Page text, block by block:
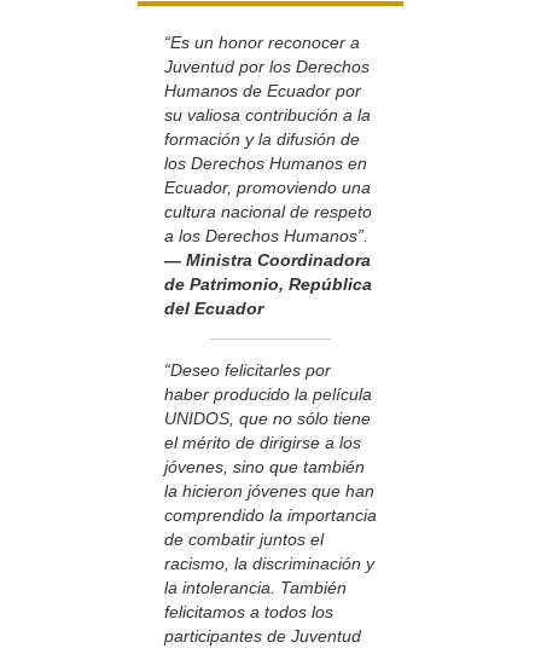
“Es un honor reconocer a
Juventud por los Derechos
Humanos de Ecuador por
su valiosa contribución a la
formación y la difusión de
los Derechos Humanos en
Ecuador, promoviendo una
cultura nacional de respeto
a los Derechos Humanos”.
— Ministra Coordinadora
de Patrimonio, República
del Ecuador
“Deseo felicitarles por
haber producido la película
UNIDOS, que no sólo tiene
el mérito de dirigirse a los
jóvenes, sino que también
la hicieron jóvenes que han
comprendido la importancia
de combatir juntos el
racismo, la discriminación y
la intolerancia. También
felicitamos a todos los
participantes de Juventud